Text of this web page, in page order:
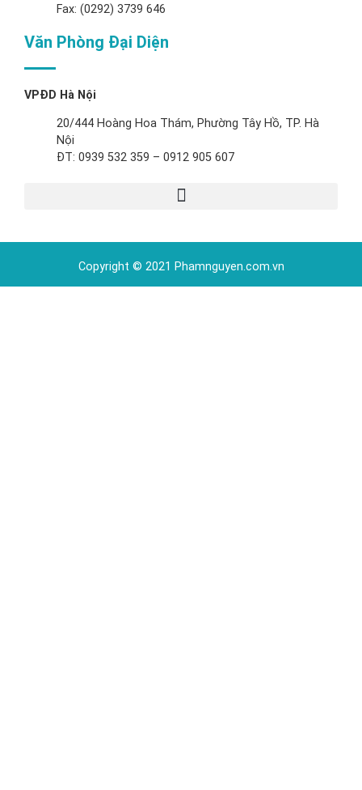
Fax: (0292) 3739 646
Văn Phòng Đại Diện
VPĐD Hà Nội
20/444 Hoàng Hoa Thám, Phường Tây Hồ, TP. Hà
Nội
ĐT: 0939 532 359 – 0912 905 607
Copyright © 2021 Phamnguyen.com.vn